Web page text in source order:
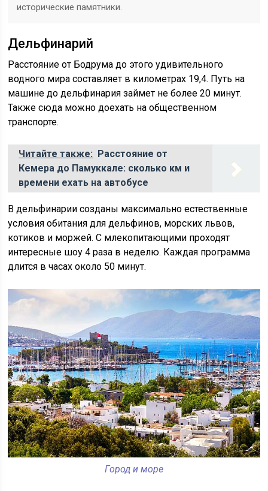
исторические памятники.
Дельфинарий
Расстояние от Бодрума до этого удивительного
водного мира составляет в километрах 19,4. Путь на
машине до дельфинария займет не более 20 минут.
Также сюда можно доехать на общественном
транспорте.
Читайте также: Расстояние от
Кемера до Памуккале: сколько км и
времени ехать на автобусе
В дельфинарии созданы максимально естественные
условия обитания для дельфинов, морских львов,
котиков и моржей. С млекопитающими проходят
интересные шоу 4 раза в неделю. Каждая программа
длится в часах около 50 минут.
Город и море